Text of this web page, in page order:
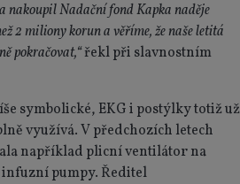
nakoupil Nadační fond Kapka naděje
2 miliony korun a věříme, že naše letitá
pokračovat,“řekl při slavnostním
symbolické, EKG i postýlky totiž už
využívá. V předchozích letech
například plicní ventilátor na
infuzní pumpy. Ředitel